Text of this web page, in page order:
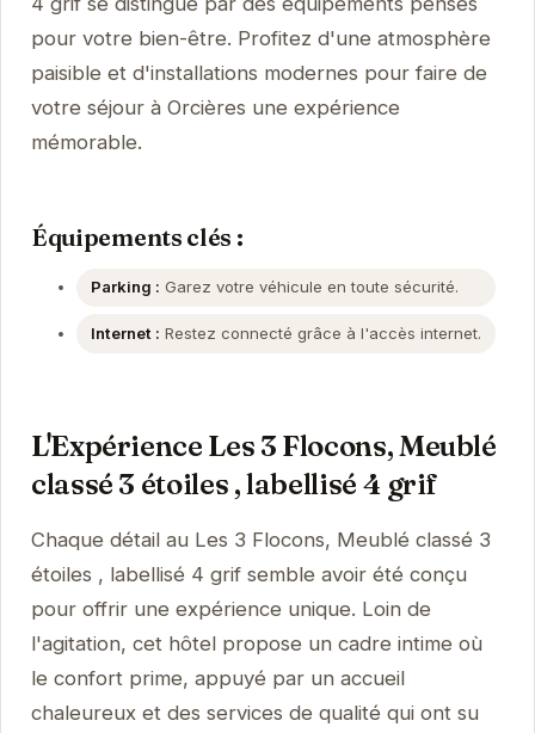
pour votre bien-être. Profitez d'une atmosphère
paisible et d'installations modernes pour faire de
votre séjour à Orcières une expérience
mémorable.
Équipements clés :
Parking : Garez votre véhicule en toute sécurité.
Internet : Restez connecté grâce à l'accès internet.
L'Expérience Les 3 Flocons, Meublé
classé 3 étoiles , labellisé 4 grif
Chaque détail au Les 3 Flocons, Meublé classé 3
étoiles , labellisé 4 grif semble avoir été conçu
pour offrir une expérience unique. Loin de
l'agitation, cet hôtel propose un cadre intime où
le confort prime, appuyé par un accueil
chaleureux et des services de qualité qui ont su